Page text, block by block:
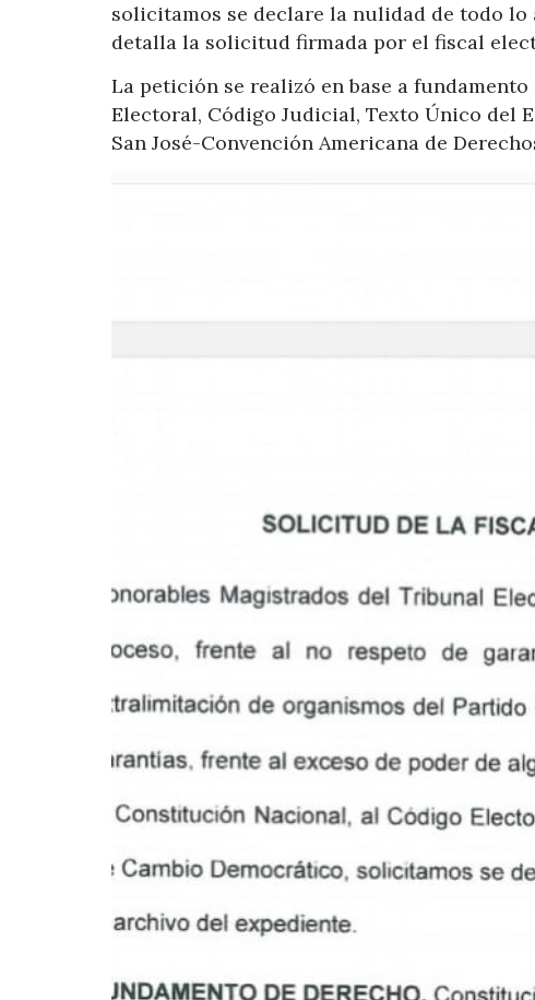
solicitamos se declare la nulidad de todo lo
detalla la solicitud firmada por el fiscal
La petición se realizó en base a
Electoral, Código Judicial, Texto Único del
San José-Convención Americana de